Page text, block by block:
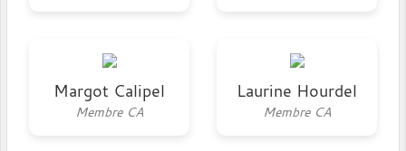
Margot Calipel
Membre CA
Laurine Hourdel
Membre CA